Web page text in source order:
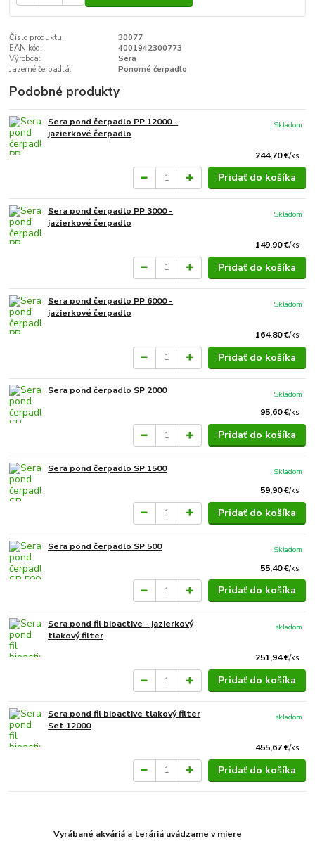
Číslo produktu:
30077
EAN kód:
4001942300773
Výrobca:
Sera
Jazerné čerpadlá:
Ponorné čerpadlo
Podobné produkty
Sera pond čerpadlo PP 12000 -
jazierkové čerpadlo
244,70 €/ks
Skladom
Pridať do košíka
Sera pond čerpadlo PP 3000 -
jazierkové čerpadlo
149,90 €/ks
Skladom
Pridať do košíka
Sera pond čerpadlo PP 6000 -
jazierkové čerpadlo
164,80 €/ks
Skladom
Pridať do košíka
Sera pond čerpadlo SP 2000
95,60 €/ks
Skladom
Pridať do košíka
Sera pond čerpadlo SP 1500
59,90 €/ks
Skladom
Pridať do košíka
Sera pond čerpadlo SP 500
55,40 €/ks
Skladom
Pridať do košíka
Sera pond fil bioactive - jazierkový
tlakový filter
251,94 €/ks
skladom
Pridať do košíka
Sera pond fil bioactive tlakový filter
Set 12000
455,67 €/ks
skladom
Pridať do košíka
Vyrábané akváriá a teráriá uvádzame v miere